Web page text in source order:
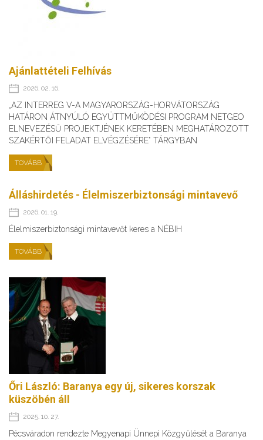
Ajánlattételi Felhívás
2026. 02. 16.
„AZ INTERREG V-A MAGYARORSZÁG-HORVÁTORSZÁG
HATÁRON ÁTNYÚLÓ EGYÜTTMŰKÖDÉSI PROGRAM NETGEO
ELNEVEZÉSŰ PROJEKTJÉNEK KERETÉBEN MEGHATÁROZOTT
SZAKÉRTŐI FELADAT ELVÉGZÉSÉRE” TÁRGYBAN
TOVÁBB
Álláshirdetés - Élelmiszerbiztonsági mintavevő
2026. 01. 19.
Élelmiszerbiztonsági mintavevőt keres a NÉBIH
TOVÁBB
Őri László: Baranya egy új, sikeres korszak
küszöbén áll
2025. 10. 27.
Pécsváradon rendezte Megyenapi Ünnepi Közgyűlését a Baranya